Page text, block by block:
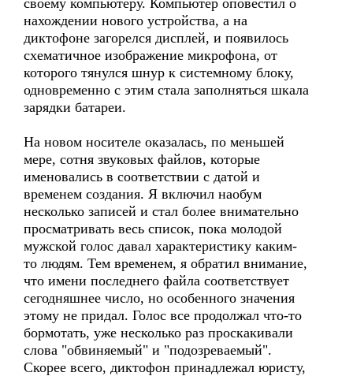
своему компьютеру. Компьютер оповестил о
нахождении нового устройства, а на
диктофоне загорелся дисплей, и появилось
схематичное изображение микрофона, от
которого тянулся шнур к системному блоку,
одновременно с этим стала заполняться шкала
зарядки батареи.
На новом носителе оказалась, по меньшей
мере, сотня звуковых файлов, которые
именовались в соответствии с датой и
временем создания. Я включил наобум
несколько записей и стал более внимательно
просматривать весь список, пока молодой
мужской голос давал характеристику каким-
то людям. Тем временем, я обратил внимание,
что имени последнего файла соответствует
сегодняшнее число, но особенного значения
этому не придал. Голос все продолжал что-то
бормотать, уже несколько раз проскакивали
слова "обвиняемый" и "подозреваемый".
Скорее всего, диктофон принадлежал юристу,